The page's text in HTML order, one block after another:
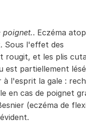
poignet.. Eczéma
Sous l'effet des
rougit, et les plis
est partiellement
à l'esprit la gale :
en cas de poignet
(eczéma de